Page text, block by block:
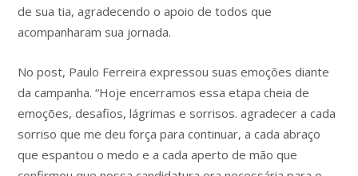
de sua tia, agradecendo o apoio de todos que
acompanharam sua jornada.
No post, Paulo Ferreira expressou suas emoções diante
da campanha. “Hoje encerramos essa etapa cheia de
emoções, desafios, lágrimas e sorrisos. agradecer a cada
sorriso que me deu força para continuar, a cada abraço
que espantou o medo e a cada aperto de mão que